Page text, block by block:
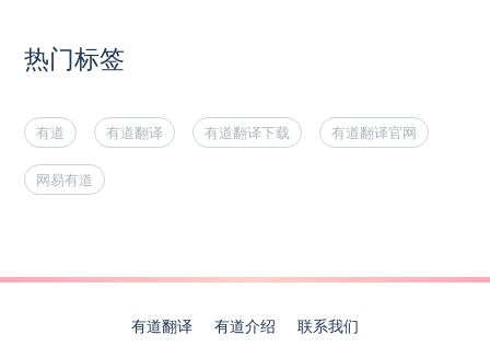
热门标签
有道 有道翻译 有道翻译下载 有道翻译官网
网易有道
有道翻译 有道介绍 联系我们